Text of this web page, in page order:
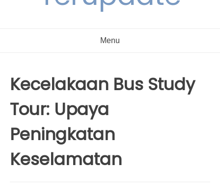
Menu
Kecelakaan Bus Study
Tour: Upaya
Peningkatan
Keselamatan